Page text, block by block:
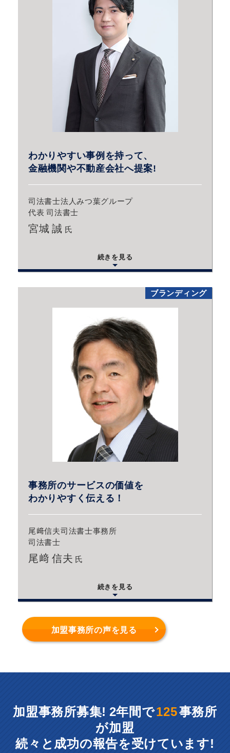
わかりやすい事例を持って、
金融機関や不動産会社へ提案!
司法書士法人みつ葉グループ
代表 司法書士
宮城 誠 氏
続きを見る
ブランディング
事務所のサービスの価値を
わかりやすく伝える！
尾﨑信夫司法書士事務所
司法書士
尾﨑 信夫 氏
続きを見る
加盟事務所の声を見る
加盟事務所募集! 2年間で125事務所
が加盟
続々と成功の報告を受けています!